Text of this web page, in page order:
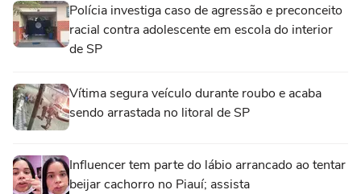
Polícia investiga caso de agressão e preconceito
racial contra adolescente em escola do interior
de SP
Vítima segura veículo durante roubo e acaba
sendo arrastada no litoral de SP
Influencer tem parte do lábio arrancado ao tentar
beijar cachorro no Piauí; assista